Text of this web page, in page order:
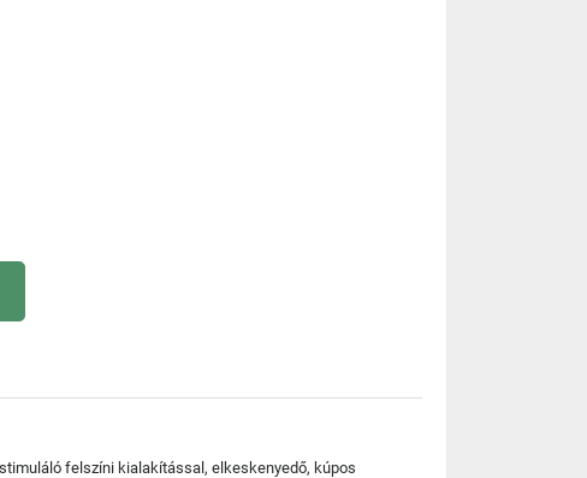
felszíni kialakítással, elkeskenyedő, kúpos